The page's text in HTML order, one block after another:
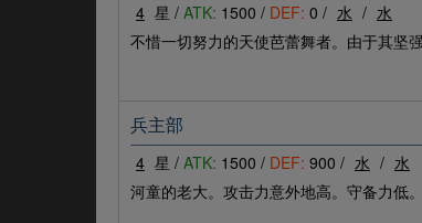
4 星 / ATK: 1500 / DEF: 0 / 水 / 水
不惜一切努力的天使芭蕾舞者。由于其坚
兵主部
4 星 / ATK: 1500 / DEF: 900 / 水 / 水
河童的老大。攻击力意外地高。守备力低。